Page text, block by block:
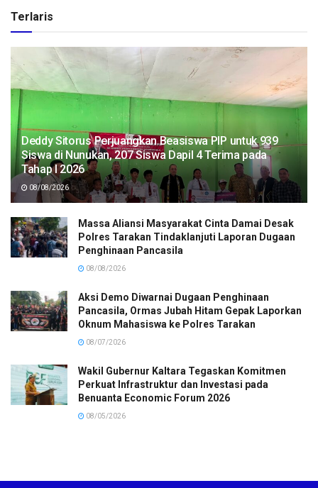
Terlaris
Deddy Sitorus Perjuangkan Beasiswa PIP untuk 939
Siswa di Nunukan, 207 Siswa Dapil 4 Terima pada
Tahap I 2026
08/08/2026
Massa Aliansi Masyarakat Cinta Damai Desak
Polres Tarakan Tindaklanjuti Laporan Dugaan
Penghinaan Pancasila
08/08/2026
Aksi Demo Diwarnai Dugaan Penghinaan
Pancasila, Ormas Jubah Hitam Gepak Laporkan
Oknum Mahasiswa ke Polres Tarakan
08/07/2026
Wakil Gubernur Kaltara Tegaskan Komitmen
Perkuat Infrastruktur dan Investasi pada
Benuanta Economic Forum 2026
08/05/2026